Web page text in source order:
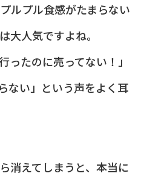
ルプル食感がたまらない
大人気ですよね。
ったのに売ってない！」
ない」という声をよく耳
消えてしまうと、本当に